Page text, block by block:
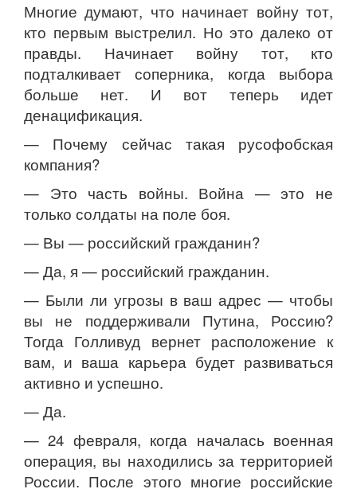
Многие думают, что начинает войну тот,
кто первым выстрелил. Но это далеко от
правды. Начинает войну тот, кто
подталкивает соперника, когда выбора
больше нет. И вот теперь идет
денацификация.
— Почему сейчас такая русофобская
компания?
— Это часть войны. Война — это не
только солдаты на поле боя.
— Вы — российский гражданин?
— Да, я — российский гражданин.
— Были ли угрозы в ваш адрес — чтобы
вы не поддерживали Путина, Россию?
Тогда Голливуд вернет расположение к
вам, и ваша карьера будет развиваться
активно и успешно.
— Да.
— 24 февраля, когда началась военная
операция, вы находились за территорией
России. После этого многие российские